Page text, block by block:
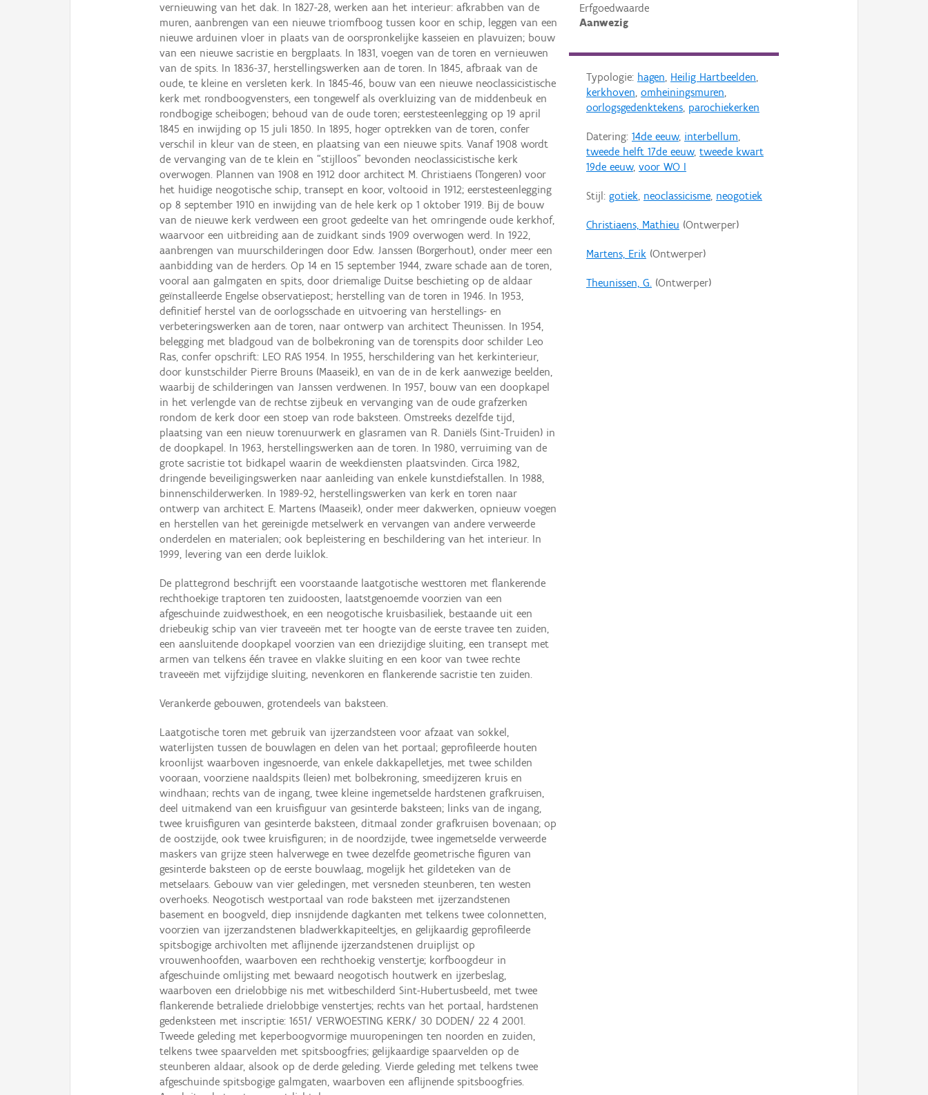
Erfgoedwaarde
Aanwezig
Typologie: hagen, Heilig Hartbeelden,
kerkhoven, omheiningsmuren,
oorlogsgedenktekens, parochiekerken
Datering: 14de eeuw, interbellum,
tweede helft 17de eeuw, tweede kwart
19de eeuw, voor WO I
Stijl: gotiek, neoclassicisme, neogotiek
Christiaens, Mathieu (Ontwerper)
Martens, Erik(Ontwerper)
Theunissen, G.(Ontwerper)
vernieuwing van het dak. In 1827-28, werken aan het interieur: afkrabben van de
muren, aanbrengen van een nieuwe triomfboog tussen koor en schip, leggen van een
nieuwe arduinen vloer in plaats van de oorspronkelijke kasseien en plavuizen; bouw
van een nieuwe sacristie en bergplaats. In 1831, voegen van de toren en vernieuwen
van de spits. In 1836-37, herstellingswerken aan de toren. In 1845, afbraak van de
oude, te kleine en versleten kerk. In 1845-46, bouw van een nieuwe neoclassicistische
kerk met rondboogvensters, een tongewelf als overkluizing van de middenbeuk en
rondbogige scheibogen; behoud van de oude toren; eerstesteenlegging op 19 april
1845 en inwijding op 15 juli 1850. In 1895, hoger optrekken van de toren, confer
verschil in kleur van de steen, en plaatsing van een nieuwe spits. Vanaf 1908 wordt
de vervanging van de te klein en “stijlloos” bevonden neoclassicistische kerk
overwogen. Plannen van 1908 en 1912 door architect M. Christiaens (Tongeren) voor
het huidige neogotische schip, transept en koor, voltooid in 1912; eerstesteenlegging
op 8 september 1910 en inwijding van de hele kerk op 1 oktober 1919. Bij de bouw
van de nieuwe kerk verdween een groot gedeelte van het omringende oude kerkhof,
waarvoor een uitbreiding aan de zuidkant sinds 1909 overwogen werd. In 1922,
aanbrengen van muurschilderingen door Edw. Janssen (Borgerhout), onder meer een
aanbidding van de herders. Op 14 en 15 september 1944, zware schade aan de toren,
vooral aan galmgaten en spits, door driemalige Duitse beschieting op de aldaar
geïnstalleerde Engelse observatiepost; herstelling van de toren in 1946. In 1953,
definitief herstel van de oorlogsschade en uitvoering van herstellings- en
verbeteringswerken aan de toren, naar ontwerp van architect Theunissen. In 1954,
belegging met bladgoud van de bolbekroning van de torenspits door schilder Leo
Ras, confer opschrift: LEO RAS 1954. In 1955, herschildering van het kerkinterieur,
door kunstschilder Pierre Brouns (Maaseik), en van de in de kerk aanwezige beelden,
waarbij de schilderingen van Janssen verdwenen. In 1957, bouw van een doopkapel
in het verlengde van de rechtse zijbeuk en vervanging van de oude grafzerken
rondom de kerk door een stoep van rode baksteen. Omstreeks dezelfde tijd,
plaatsing van een nieuw torenuurwerk en glasramen van R. Daniëls (Sint-Truiden) in
de doopkapel. In 1963, herstellingswerken aan de toren. In 1980, verruiming van de
grote sacristie tot bidkapel waarin de weekdiensten plaatsvinden. Circa 1982,
dringende beveiligingswerken naar aanleiding van enkele kunstdiefstallen. In 1988,
binnenschilderwerken. In 1989-92, herstellingswerken van kerk en toren naar
ontwerp van architect E. Martens (Maaseik), onder meer dakwerken, opnieuw voegen
en herstellen van het gereinigde metselwerk en vervangen van andere verweerde
onderdelen en materialen; ook bepleistering en beschildering van het interieur. In
1999, levering van een derde luiklok.
De plattegrond beschrijft een voorstaande laatgotische westtoren met flankerende
rechthoekige traptoren ten zuidoosten, laatstgenoemde voorzien van een
afgeschuinde zuidwesthoek, en een neogotische kruisbasiliek, bestaande uit een
driebeukig schip van vier traveeën met ter hoogte van de eerste travee ten zuiden,
een aansluitende doopkapel voorzien van een driezijdige sluiting, een transept met
armen van telkens één travee en vlakke sluiting en een koor van twee rechte
traveeën met vijfzijdige sluiting, nevenkoren en flankerende sacristie ten zuiden.
Verankerde gebouwen, grotendeels van baksteen.
Laatgotische toren met gebruik van ijzerzandsteen voor afzaat van sokkel,
waterlijsten tussen de bouwlagen en delen van het portaal; geprofileerde houten
kroonlijst waarboven ingesnoerde, van enkele dakkapelletjes, met twee schilden
vooraan, voorziene naaldspits (leien) met bolbekroning, smeedijzeren kruis en
windhaan; rechts van de ingang, twee kleine ingemetselde hardstenen grafkruisen,
deel uitmakend van een kruisfiguur van gesinterde baksteen; links van de ingang,
twee kruisfiguren van gesinterde baksteen, ditmaal zonder grafkruisen bovenaan; op
de oostzijde, ook twee kruisfiguren; in de noordzijde, twee ingemetselde verweerde
maskers van grijze steen halverwege en twee dezelfde geometrische figuren van
gesinterde baksteen op de eerste bouwlaag, mogelijk het gildeteken van de
metselaars. Gebouw van vier geledingen, met versneden steunberen, ten westen
overhoeks. Neogotisch westportaal van rode baksteen met ijzerzandstenen
basement en boogveld, diep insnijdende dagkanten met telkens twee colonnetten,
voorzien van ijzerzandstenen bladwerkkapiteeltjes, en gelijkaardig geprofileerde
spitsbogige archivolten met aflijnende ijzerzandstenen druiplijst op
vrouwenhoofden, waarboven een rechthoekig venstertje; korfboogdeur in
afgeschuinde omlijsting met bewaard neogotisch houtwerk en ijzerbeslag,
waarboven een drielobbige nis met witbeschilderd Sint-Hubertusbeeld, met twee
flankerende betraliede drielobbige venstertjes; rechts van het portaal, hardstenen
gedenksteen met inscriptie: 1651/ VERWOESTING KERK/ 30 DODEN/ 22 4 2001.
Tweede geleding met keperboogvormige muuropeningen ten noorden en zuiden,
telkens twee spaarvelden met spitsboogfries; gelijkaardige spaarvelden op de
steunberen aldaar, alsook op de derde geleding. Vierde geleding met telkens twee
afgeschuinde spitsbogige galmgaten, waarboven een aflijnende spitsboogfries.